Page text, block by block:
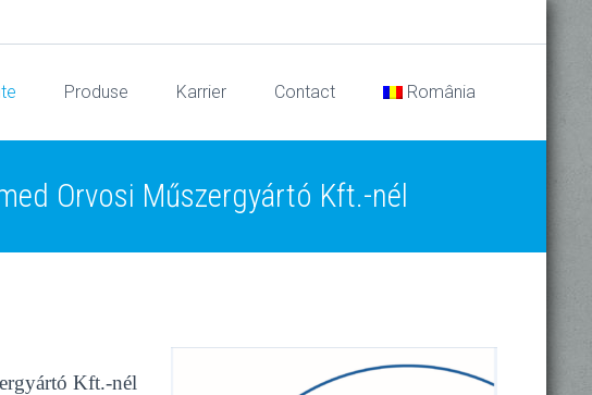
Produse Karrier Contact România
Orvosi Műszergyártó Kft.-nél
Kft.-nél